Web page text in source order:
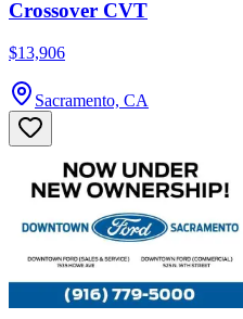
Crossover CVT
$13,906
Sacramento, CA